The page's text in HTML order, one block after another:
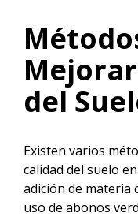
del
Existen varios
calidad del suelo
adición de materia
uso de abonos